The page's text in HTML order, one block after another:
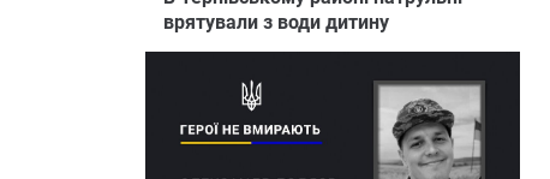
врятували з води дитину